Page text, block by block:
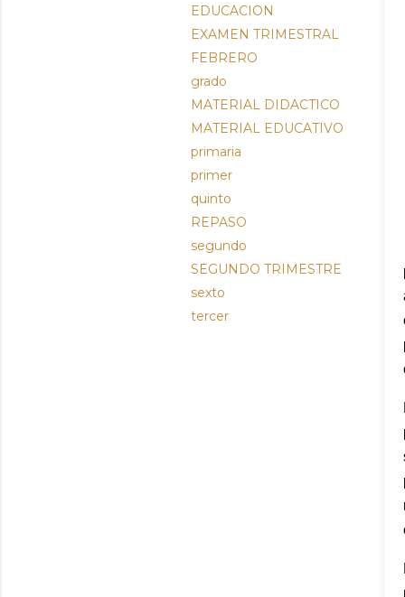
EDUCACION
EXAMEN TRIMESTRAL
FEBRERO
grado
MATERIAL DIDACTICO
MATERIAL EDUCATIVO
primaria
primer
quinto
REPASO
segundo
SEGUNDO TRIMESTRE
sexto
tercer